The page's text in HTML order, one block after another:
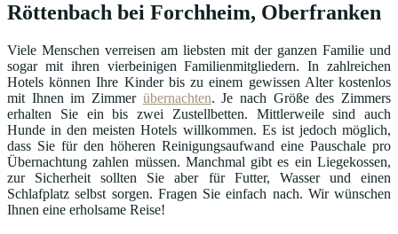
Röttenbach bei Forchheim, Oberfranken
Viele Menschen verreisen am liebsten mit der ganzen Familie und
sogar mit ihren vierbeinigen Familienmitgliedern. In zahlreichen
Hotels können Ihre Kinder bis zu einem gewissen Alter kostenlos
mit Ihnen im Zimmer übernachten. Je nach Größe des Zimmers
erhalten Sie ein bis zwei Zustellbetten. Mittlerweile sind auch
Hunde in den meisten Hotels willkommen. Es ist jedoch möglich,
dass Sie für den höheren Reinigungsaufwand eine Pauschale pro
Übernachtung zahlen müssen. Manchmal gibt es ein Liegekossen,
zur Sicherheit sollten Sie aber für Futter, Wasser und einen
Schlafplatz selbst sorgen. Fragen Sie einfach nach. Wir wünschen
Ihnen eine erholsame Reise!